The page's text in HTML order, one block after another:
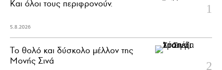
Και όλοι τους περιφρονούν.
5.8.2026
Το θολό και δύσκολο μέλλον της
Μονής Σινά